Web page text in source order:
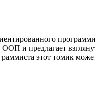
и предлагает
этот томик